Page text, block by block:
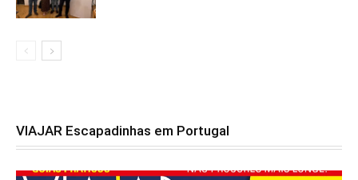
VIAJAR Escapadinhas em Portugal